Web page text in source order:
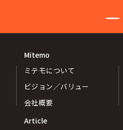
Mitemo
ミテモについて
ビジョン／バリュー
会社概要
Article